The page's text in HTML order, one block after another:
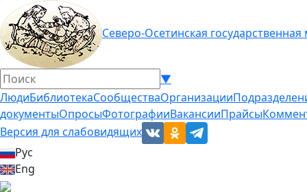
Северо-Осетинская
▼
ЛюдиБиблиотекаСообществаОрганизации
документыОпросыФотографииВакансииПрайсы
Версия для слабовидящих
Рус
Eng